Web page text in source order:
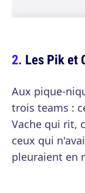
Les Pik et
Aux pique-
trois teams :
Vache qui rit,
ceux qui
pleuraient en